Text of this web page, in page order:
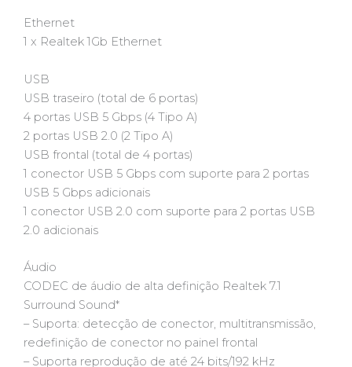
Ethernet
1 x Realtek 1Gb Ethernet
USB
USB traseiro (total de 6 portas)
4 portas USB 5 Gbps (4 Tipo A)
2 portas USB 2.0 (2 Tipo A)
USB frontal (total de 4 portas)
1 conector USB 5 Gbps com suporte para 2 portas
USB 5 Gbps adicionais
1 conector USB 2.0 com suporte para 2 portas USB
2.0 adicionais
Áudio
CODEC de áudio de alta definição Realtek 7.1
Surround Sound*
– Suporta: detecção de conector, multitransmissão,
redefinição de conector no painel frontal
– Suporta reprodução de até 24 bits/192 kHz